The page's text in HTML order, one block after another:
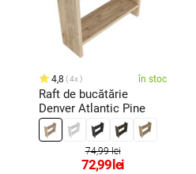
4,8 4x în stoc
Raft de bucătărie
Denver Atlantic Pine
74,99 lei
72,99 lei